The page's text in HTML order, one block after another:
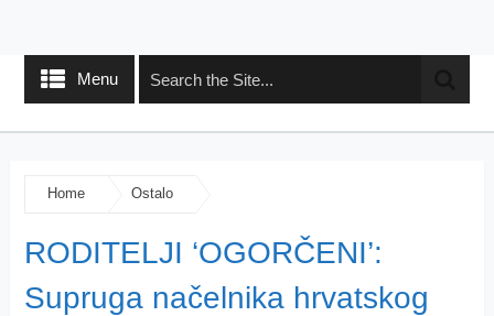
Menu
Home Ostalo
RODITELJI ‘OGORČENI’:
Supruga načelnika hrvatskog